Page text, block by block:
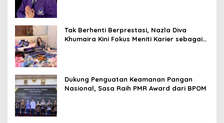
Tak Berhenti Berprestasi, Nazla Diva
Khumaira Kini Fokus Meniti Karier sebagai
Dukung Penguatan Keamanan Pangan
Nasional, Sasa Raih PMR Award dari BPOM